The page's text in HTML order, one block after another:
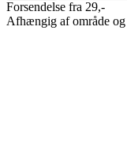
Forsendelse fra 29,-
Afhængig af område og